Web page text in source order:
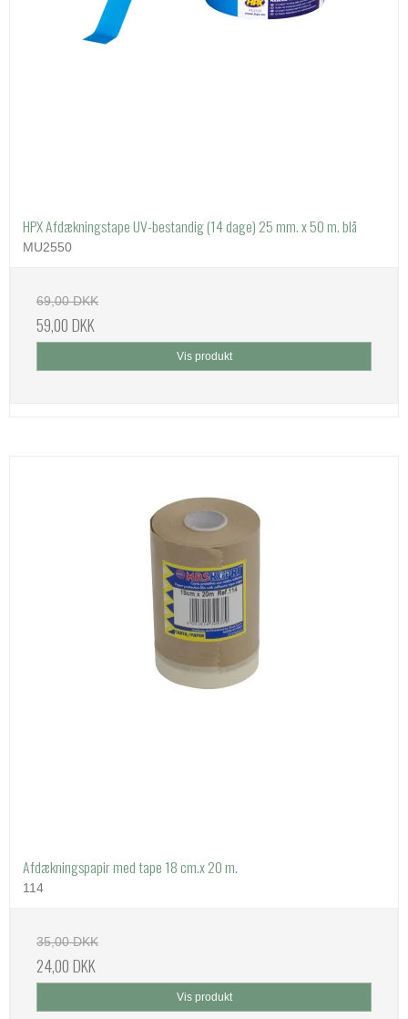
HPX Afdækningstape UV-bestandig (14 dage) 25 mm. x 50 m. blå
MU2550
69,00 DKK
59,00 DKK
Vis produkt
Afdækningspapir med tape 18 cm.x 20 m.
114
35,00 DKK
24,00 DKK
Vis produkt